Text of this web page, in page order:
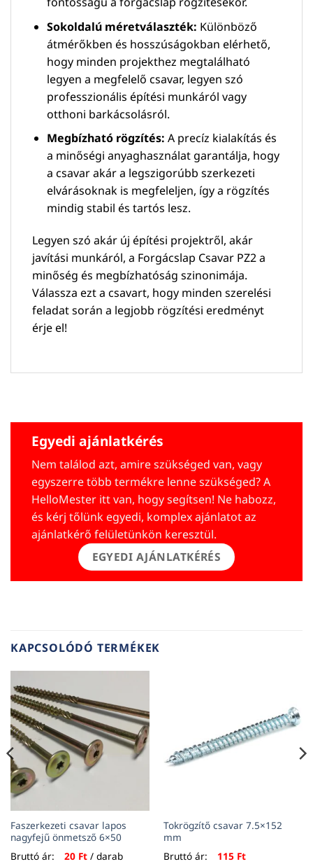
Sokoldalú méretválaszték: Különböző
átmérőkben és hosszúságokban elérhető,
hogy minden projekthez megtalálható
legyen a megfelelő csavar, legyen szó
professzionális építési munkáról vagy
otthoni barkácsolásról.
Megbízható rögzítés: A precíz kialakítás és
a minőségi anyaghasználat garantálja, hogy
a csavar akár a legszigorúbb szerkezeti
elvárásoknak is megfeleljen, így a rögzítés
mindig stabil és tartós lesz.
Legyen szó akár új építési projektről, akár
javítási munkáról, a Forgácslap Csavar PZ2 a
minőség és megbízhatóság szinonimája.
Válassza ezt a csavart, hogy minden szerelési
feladat során a legjobb rögzítési eredményt
érje el!
Egyedi ajánlatkérés
Nem találod azt, amire szükséged van, vagy
egyszerre több termékre lenne szükséged? A
HelloMester itt van, hogy segítsen! Ne habozz,
és kérj tőlünk egyedi, komplex ajánlatot az
ajánlatkérő felületünkön keresztül.
EGYEDI AJÁNLATKÉRÉS
KAPCSOLÓDÓ TERMÉKEK
Faszerkezeti csavar lapos
nagyfejű önmetsző 6×50
Bruttó ár:
20 Ft/ darab
Tokrögzítő csavar 7.5×152
mm
Bruttó ár:
115 Ft